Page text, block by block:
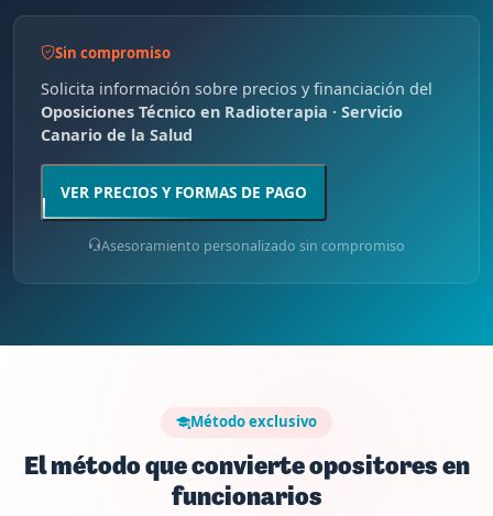
Sin compromiso
Solicita información sobre precios y financiación del
Oposiciones Técnico en Radioterapia · Servicio
Canario de la Salud
VER PRECIOS Y FORMAS DE PAGO
Asesoramiento personalizado sin compromiso
Método exclusivo
El método que convierte opositores en
funcionarios